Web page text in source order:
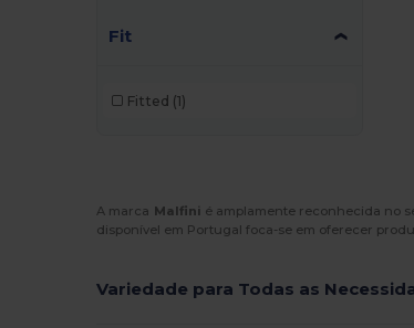
Kimood
Neutral (12)
NewGen
Fit
Fitted (1)
A marca Malfini é amplamente reconhecida no
disponível em Portugal foca-se em oferecer
Variedade para Todas as